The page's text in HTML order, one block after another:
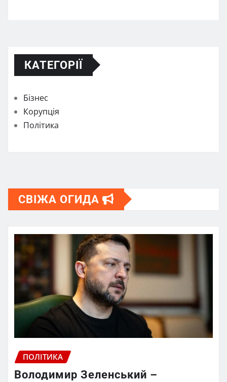
КАТЕГОРІЇ
Бізнес
Корупція
Політика
СВІЖА ОГИДА
ПОЛІТИКА
Володимир Зеленський –